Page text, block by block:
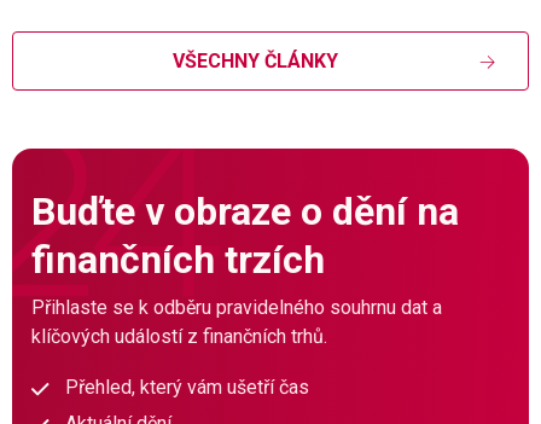
VŠECHNY ČLÁNKY
Buďte v obraze o dění na
finančních trzích
Přihlaste se k odběru pravidelného souhrnu dat a
klíčových událostí z finančních trhů.
Přehled, který vám ušetří čas